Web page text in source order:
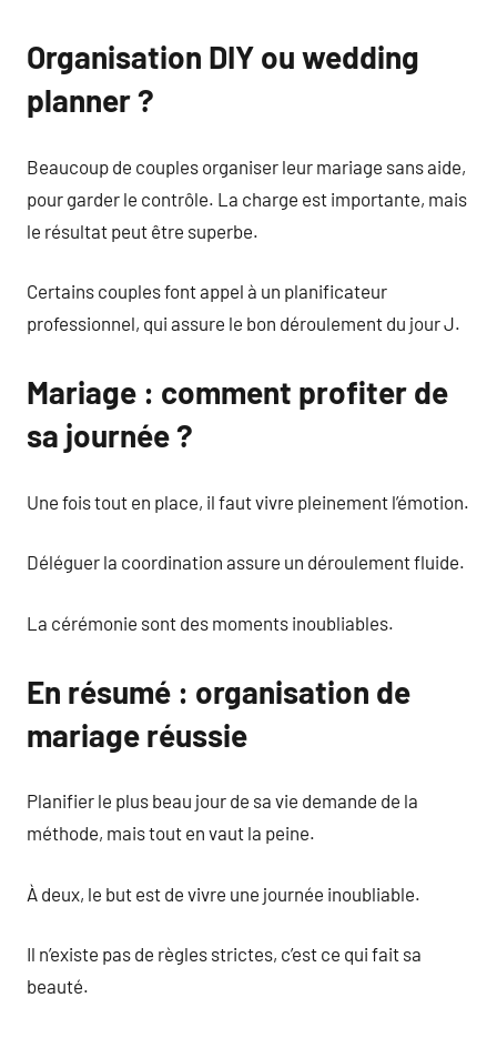
Organisation DIY ou wedding
planner ?
Beaucoup de couples organiser leur mariage sans aide,
pour garder le contrôle. La charge est importante, mais
le résultat peut être superbe.
Certains couples font appel à un planificateur
professionnel, qui assure le bon déroulement du jour J.
Mariage : comment profiter de
sa journée ?
Une fois tout en place, il faut vivre pleinement l’émotion.
Déléguer la coordination assure un déroulement fluide.
La cérémonie sont des moments inoubliables.
En résumé : organisation de
mariage réussie
Planifier le plus beau jour de sa vie demande de la
méthode, mais tout en vaut la peine.
À deux, le but est de vivre une journée inoubliable.
Il n’existe pas de règles strictes, c’est ce qui fait sa
beauté.